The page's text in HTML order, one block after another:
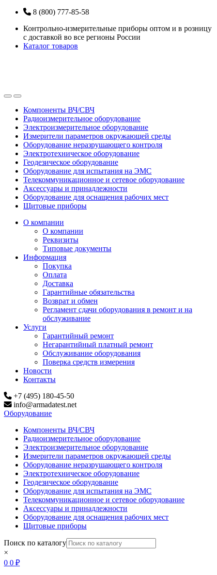
Перейти
навигации
Перейти
содержанию
8 (800) 777-85-58
Контрольно-измерительные приборы оптом и в розницу
с доставкой во все регионы России
Каталог товаров
OpenClose
Компоненты ВЧ/СВЧ
Радиоизмерительное оборудование
Электроизмерительное оборудование
Измерители параметров окружающей среды
Оборудование неразрушающего контроля
Электротехническое оборудование
Геодезическое оборудование
Оборудование для испытания на ЭМС
Телекоммуникационное и сетевое оборудование
Аксессуары и принадлежности
Оборудование для оснащения рабочих мест
Щитовые приборы
О компании
О компании
Реквизиты
Типовые документы
Информация
Покупка
Оплата
Доставка
Гарантийные обязательства
Возврат и обмен
Регламент сдачи оборудования в ремонт и на
обслуживание
Услуги
Гарантийный ремонт
Негарантийный платный ремонт
Обслуживание оборудования
Поверка средств измерения
Новости
Контакты
+7 (495) 180-45-50
info@armadatest.net
Оборудование
Компоненты ВЧ/СВЧ
Радиоизмерительное оборудование
Электроизмерительное оборудование
Измерители параметров окружающей среды
Оборудование неразрушающего контроля
Электротехническое оборудование
Геодезическое оборудование
Оборудование для испытания на ЭМС
Телекоммуникационное и сетевое оборудование
Аксессуары и принадлежности
Оборудование для оснащения рабочих мест
Щитовые приборы
Поиск по каталогу
×
0 0 ₽